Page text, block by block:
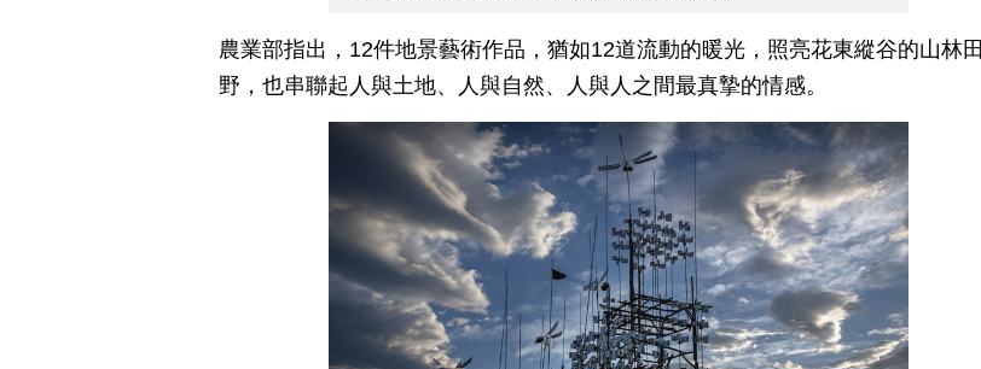
農業部指出，12件地景藝術作品，猶如12道流動的暖光，照亮花東縱谷的山林田
野，也串聯起人與土地、人與自然、人與人之間最真摯的情感。